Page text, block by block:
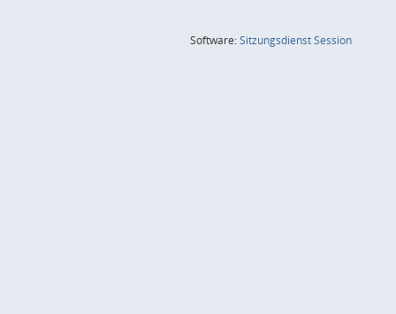
Software:SitzungsdienstSession(Wird in